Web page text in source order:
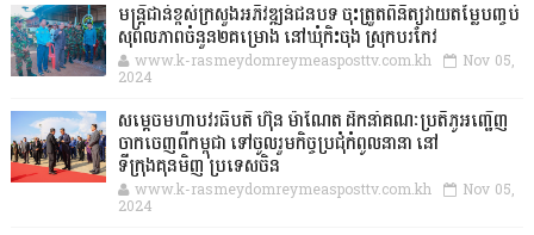
មន្ត្រីជាន់ខ្ពស់ក្រសួងអភិវឌ្ឍន៍ជនបទ ចុះត្រួតពិនិត្យវាយតម្លៃបញ្ចប់
សុពលភាពចំនួន២គម្រោង នៅឃុំកិះចុង ស្រុកបរកែវ
www.k-rasmeydomreymeasposttv.com.kh Nov 05,
2024
សម្តេចមហាបវរធិបតី ហ៊ុន ម៉ាណែត ដឹកនាំគណៈប្រតិភូអញ្ជើញ
ចាកចេញពីកម្ពុជា ទៅចូលរួមកិច្ចប្រជុំកំពូលនានា នៅ
ទីក្រុងគុនមិញ ប្រទេសចិន
www.k-rasmeydomreymeasposttv.com.kh Nov 05,
2024